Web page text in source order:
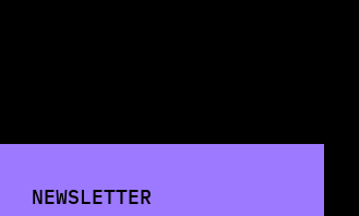
NEWSLETTER